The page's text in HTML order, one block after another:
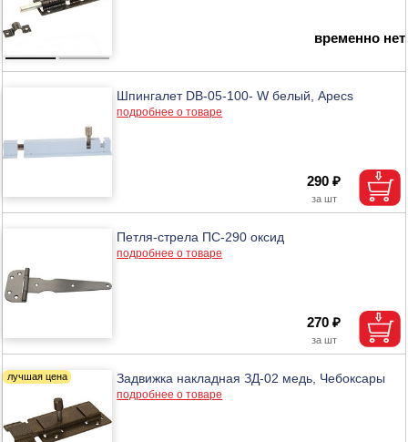
временно нет
Шпингалет DB-05-100- W белый, Аpecs
подробнее о товаре
290 ₽
Петля-стрела ПС-290 оксид
подробнее о товаре
270 ₽
Задвижка накладная ЗД-02 медь, Чебоксары
подробнее о товаре